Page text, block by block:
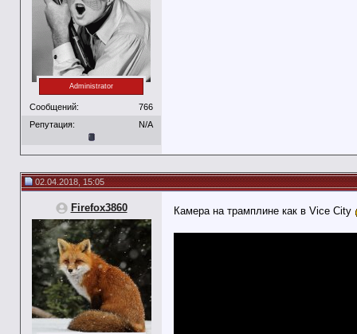
Administrator
Сообщений:
766
Репутация:
N/A
02.04.2018, 15:05
Firefox3860 Камера на трамплине как в Vice City